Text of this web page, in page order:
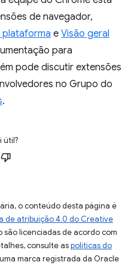
de navegador,
plataforma e Visão geral
para
pode discutir extensões
no Grupo do
.
útil?
o conteúdo desta página é
de atribuição 4.0 do Creative
são licenciadas de acordo com
consulte aspolíticas do
marca registrada da Oracle